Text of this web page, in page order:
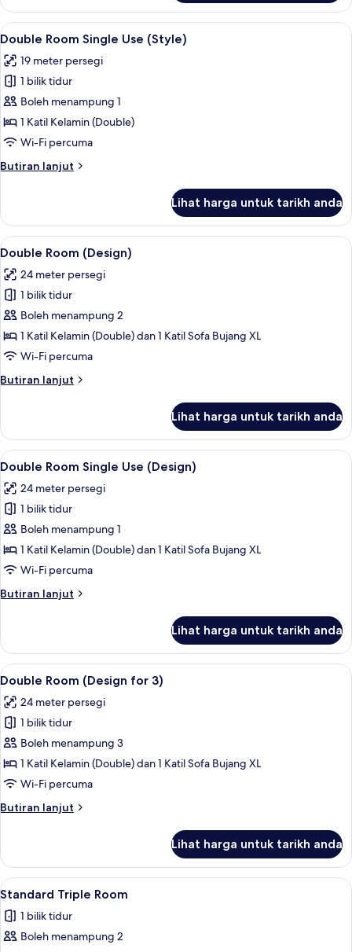
Room
(Style)
Lihat
semua
foto
untuk
Double
Room
Single
(Style)
Peralatan tempat tidur
5
Double Room Single Use (Style)
19 meter persegi
1 bilik tidur
Boleh menampung 1
1 Katil Kelamin (Double)
Wi-Fi percuma
Butiran lanjut
Butiran
Room
Single
Use
Lihat harga untuk tarikh anda
Lihat
semua
foto
untuk
Double
Room
(Design)
Peralatan tempat tidur
5
Double Room (Design)
24 meter persegi
1 bilik tidur
Boleh menampung 2
1 Katil Kelamin (Double) dan 1 Katil Sofa Bujang XL
Wi-Fi percuma
Butiran lanjut
Butiran
Room
(Design)
Lihat harga untuk tarikh anda
Lihat
semua
foto
untuk
Double
Room
Single
(Design)
Peralatan tempat tidur
5
Double Room Single Use (Design)
24 meter persegi
1 bilik tidur
Boleh menampung 1
1 Katil Kelamin (Double) dan 1 Katil Sofa Bujang XL
Wi-Fi percuma
Butiran lanjut
Butiran
Room
Single
Use
Lihat harga untuk tarikh anda
Lihat
semua
foto
untuk
Double
Room
(Design
3)
Peralatan tempat tidur
5
Double Room (Design for 3)
24 meter persegi
1 bilik tidur
Boleh menampung 3
1 Katil Kelamin (Double) dan 1 Katil Sofa Bujang XL
Wi-Fi percuma
Butiran lanjut
Butiran
Room
(Design
for
Lihat harga untuk tarikh anda
Lihat
semua
foto
untuk
Peralatan tempat tidur
5
Standard Triple Room
1 bilik tidur
Boleh menampung 2